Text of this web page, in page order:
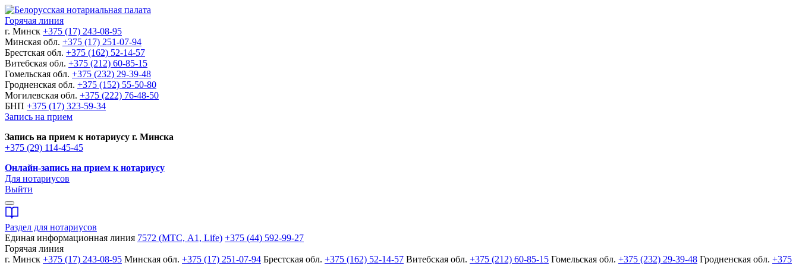
Горячая линия
г. Минск +375 (17) 243-08-95
Минская обл. +375 (17) 251-07-94
Брестская обл. +375 (162) 52-14-57
Витебская обл. +375 (212) 60-85-15
Гомельская обл. +375 (232) 29-39-48
Гродненская обл. +375 (152) 55-50-80
Могилевская обл. +375 (222) 76-48-50
БНП +375 (17) 323-59-34
Запись на прием
Запись на прием к нотариусу г. Минска
+375 (29) 114-45-45
Онлайн-запись на прием к нотариусу
Для нотариусов
Выйти
Раздел для нотариусов
Единая информационная линия 7572 (МТС, A1, Life) +375 (44) 592-99-27
Горячая линия
г. Минск +375 (17) 243-08-95 Минская обл. +375 (17) 251-07-94 Брестская обл. +375 (162) 52-14-57 Витебская обл. +375 (212) 60-85-15 Гомельская обл. +375 (232) 29-39-48 Гродненская обл. +375